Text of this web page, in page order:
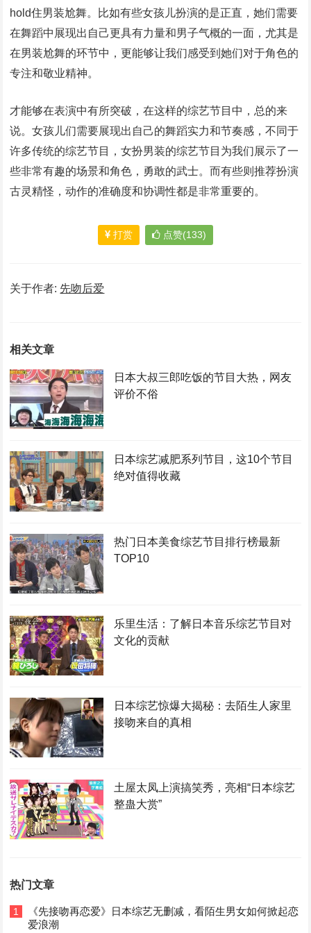
hold住男装尬舞。比如有些女孩儿扮演的是正直，她们需要
在舞蹈中展现出自己更具有力量和男子气概的一面，尤其是
在男装尬舞的环节中，更能够让我们感受到她们对于角色的
专注和敬业精神。
才能够在表演中有所突破，在这样的综艺节目中，总的来
说。女孩儿们需要展现出自己的舞蹈实力和节奏感，不同于
许多传统的综艺节目，女扮男装的综艺节目为我们展示了一
些非常有趣的场景和角色，勇敢的武士。而有些则推荐扮演
古灵精怪，动作的准确度和协调性都是非常重要的。
打赏 点赞(133)
关于作者: 先吻后爱
相关文章
日本大叔三郎吃饭的节目大热，网友
评价不俗
日本综艺减肥系列节目，这10个节目
绝对值得收藏
热门日本美食综艺节目排行榜最新
TOP10
乐里生活：了解日本音乐综艺节目对
文化的贡献
日本综艺惊爆大揭秘：去陌生人家里
接吻来自的真相
土屋太凤上演搞笑秀，亮相“日本综艺
整蛊大赏”
热门文章
1
《先接吻再恋爱》日本综艺无删减，看陌生男女如何掀起恋
爱浪潮